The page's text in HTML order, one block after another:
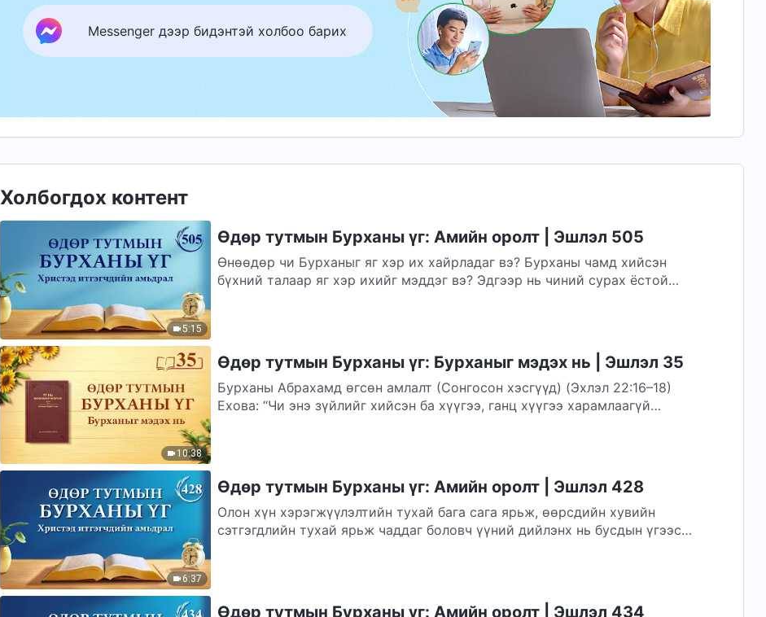
Messenger дээр бидэнтэй холбоо барих
Холбогдох контент
5:15
Өдөр тутмын Бурханы үг: Амийн оролт | Эшлэл 505
Өнөөдөр чи Бурханыг яг хэр их хайрладаг вэ? Бурханы чамд хийсэн
бүхний талаар яг хэр ихийг мэддэг вэ? Эдгээр нь чиний сурах ёстой
10:38
Өдөр тутмын Бурханы үг: Бурханыг мэдэх нь | Эшлэл 35
Бурханы Абрахамд өгсөн амлалт (Сонгосон хэсгүүд) (Эхлэл 22:16–18)
Ехова: “Чи энэ зүйлийг хийсэн ба хүүгээ, ганц хүүгээ харамлаагүй
6:37
Өдөр тутмын Бурханы үг: Амийн оролт | Эшлэл 428
Олон хүн хэрэгжүүлэлтийн тухай бага сага ярьж, өөрсдийн хувийн
сэтгэгдлийн тухай ярьж чаддаг боловч үүний дийлэнх нь бусдын үгээс
Өдөр тутмын Бурханы үг: Амийн оролт | Эшлэл 434